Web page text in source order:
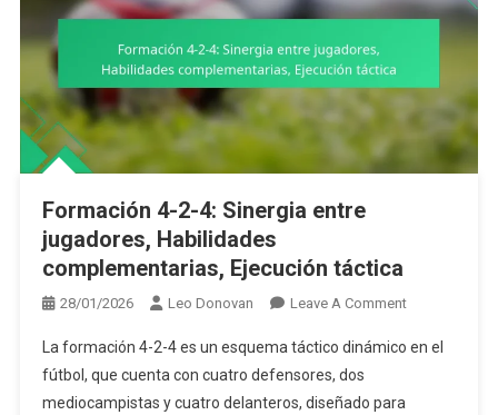
Formación 4-2-4: Sinergia entre
jugadores, Habilidades
complementarias, Ejecución táctica
28/01/2026 Leo Donovan Leave A CommentOn
4-
4:
La formación 4-2-4 es un esquema táctico dinámico en el
fútbol, que cuenta con cuatro defensores, dos
mediocampistas y cuatro delanteros, diseñado para